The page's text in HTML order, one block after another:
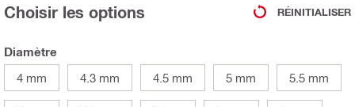
Choisir les options RÉINITIALISER
Diamètre
4 mm
4.3 mm 4.5 mm 5 mm 5.5 mm